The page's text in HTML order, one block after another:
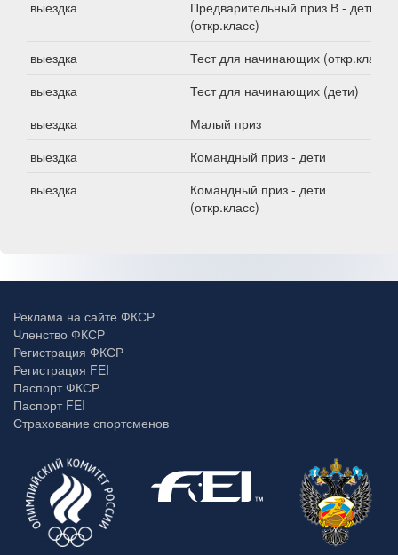
выездка
Предварительный приз В - дети
(откр.класс)
выездка
Тест для начинающих (откр.класс)
выездка
Тест для начинающих (дети)
выездка
Малый приз
выездка
Командный приз - дети
выездка
Командный приз - дети
(откр.класс)
Реклама на сайте ФКСР
Членство ФКСР
Регистрация ФКСР
Регистрация FEI
Паспорт ФКСР
Паспорт FEI
Страхование спортсменов